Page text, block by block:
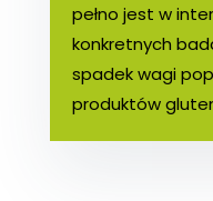
pełno jest w
konkretnych
spadek wagi
produktów